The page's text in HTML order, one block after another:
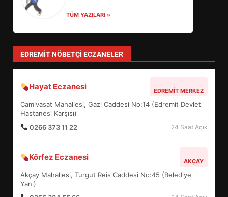
TÜM YAZILARI »
EDREMIT NÖBETÇI ECZANELER
Hayat Eczanesi EDREMIT MERKEZ
Camivasat Mahallesi, Gazi Caddesi No:14 (Edremit Devlet
Hastanesi Karşısı)
0266 373 11 22
24 Saat Açık
Körfez Eczanesi AKÇAY
Akçay Mahallesi, Turgut Reis Caddesi No:45 (Belediye
Yanı)
4
5
BALIKESİR MÜZELERİNDE SÜRE
UZATILDI: NE DEĞİŞTİ?
6
TURNUVASI KAYITLARI NEYİ